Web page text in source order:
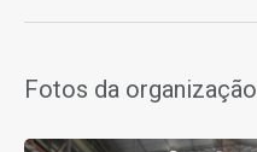
Fotos da organização